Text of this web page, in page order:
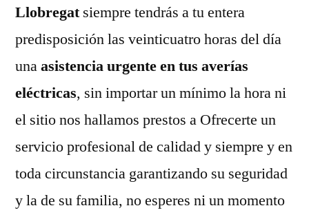
Llobregatsiempre tendrás a tu entera
predisposición las veinticuatro horas del día
unaasistencia urgente en tus averías
eléctricas, sin importar un mínimo la hora ni
el sitio nos hallamos prestos a Ofrecerte un
servicio profesional de calidad y siempre y en
toda circunstancia garantizando su seguridad
y la de su familia, no esperes ni un momento